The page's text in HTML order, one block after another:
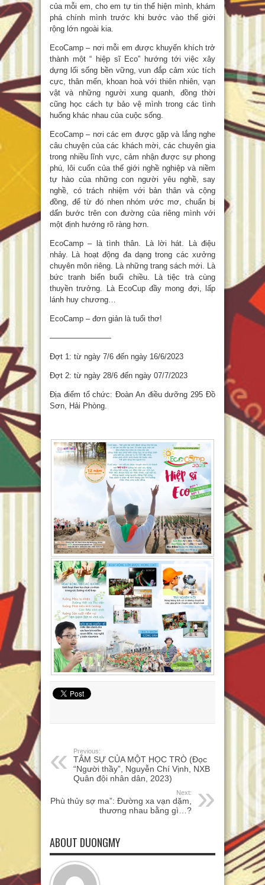
của mỗi em, cho em tự tin thể hiện mình, khám
phá chính mình trước khi bước vào thế giới
rộng lớn ngoài kia.
EcoCamp – nơi mỗi em được khuyến khích trở
thành một “ hiệp sĩ Eco” hướng tới việc xây
dựng lối sống bền vững, vun đắp cảm xúc tích
cực, thân mến, khoan hoà với thiên nhiên, vạn
vật và những người xung quanh, đồng thời
cũng học cách tự bảo vệ mình trong các tình
huống khác nhau của cuộc sống.
EcoCamp – nơi các em được gặp và lắng nghe
câu chuyện của các khách mời, các chuyên gia
trong nhiều lĩnh vực, cảm nhận được sự phong
phú, lôi cuốn của thế giới nghề nghiệp và niềm
tự hào của những con người yêu nghề, say
nghề, có trách nhiệm với bản thân và cộng
đồng, để từ đó nhen nhóm ước mơ, chuẩn bị
dấn bước trên con đường của riêng mình với
một định hướng rõ ràng hơn.
EcoCamp – là tình thân. Là lời hát. Là điệu
nhảy. Là hoạt động đa dạng trong các xưởng
chuyên môn riêng. Là những trang sách mới. Là
bức tranh biển buổi chiều. Là tiệc trà cùng
thuyền trưởng. Là EcoCup đầy mong đợi, lấp
lánh huy chương…
EcoCamp – đơn giản là tuổi thơ!
————————
Đợt 1: từ ngày 7/6 đến ngày 16/6/2023
Đợt 2: từ ngày 28/6 đến ngày 07/7/2023
Địa điểm tổ chức: Đoàn An điều dưỡng 295 Đồ
Sơn, Hải Phòng.
Previous:
TÂM SỰ CỦA MỘT HỌC TRÒ (Đọc
“Người thầy”, Nguyễn Chí Vịnh, NXB
Quân đội nhân dân, 2023)
Next:
“Phù thủy sợ ma”: Đường xa vạn dặm,
thương nhau bằng gì…?
ABOUT DUONGMY